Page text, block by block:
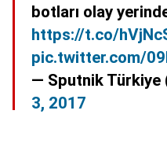
botları olay
https://t.co/
pic.twitter.com/
— Sputnik Türkiye
3, 2017